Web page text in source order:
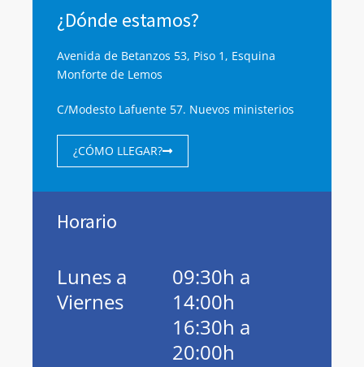
¿Dónde estamos?
Avenida de Betanzos 53, Piso 1, Esquina
Monforte de Lemos
C/Modesto Lafuente 57. Nuevos ministerios
¿CÓMO LLEGAR?
Horario
Lunes a
Viernes
09:30h a
14:00h
16:30h a
20:00h